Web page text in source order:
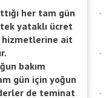
her tam gün
yataklı ücret
hizmetlerine ait
bakım
gün için yoğun
de teminat